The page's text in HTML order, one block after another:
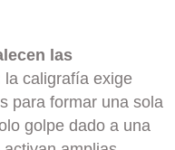
las
la caligrafía exige
para formar una sola
golpe dado a una